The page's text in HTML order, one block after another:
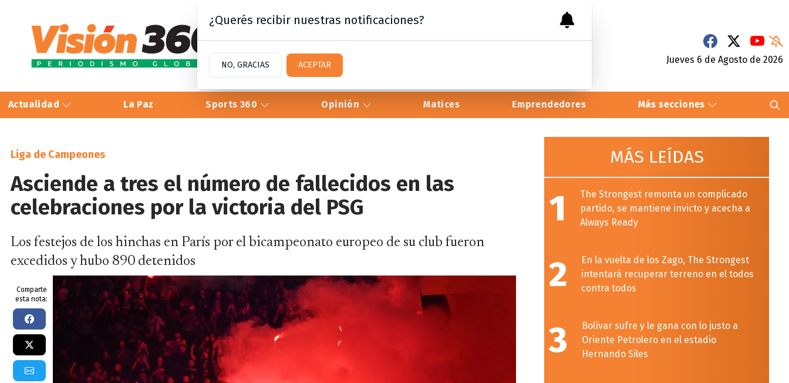
Jueves 6 de Agosto de 2026
Actualidad La Paz Sports 360 Opinión Matices Emprendedores Más secciones
Liga de Campeones
Asciende a tres el número de fallecidos en las
celebraciones por la victoria del PSG
Los festejos de los hinchas en París por el bicampeonato europeo de su club fueron
excedidos y hubo 890 detenidos
Comparte
esta nota:
MÁS LEÍDAS
1
The Strongest remonta un complicado
partido, se mantiene invicto y acecha a
Always Ready
2
En la vuelta de los Zago, The Strongest
intentará recuperar terreno en el todos
contra todos
3
Bolívar sufre y le gana con lo justo a
Oriente Petrolero en el estadio
Hernando Siles
¿Querés recibir nuestras notificaciones?
NO, GRACIAS ACEPTAR